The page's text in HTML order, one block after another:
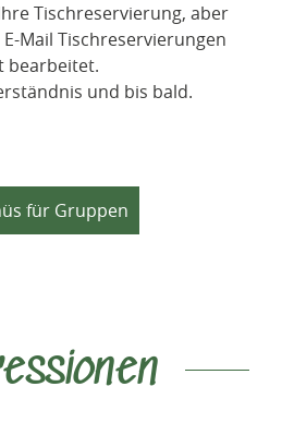
Tischreservierung, aber
Mail Tischreservierungen
bearbeitet.
und bis bald.
für Gruppen